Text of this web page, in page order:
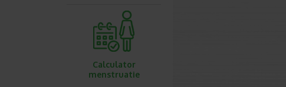
Calculator
menstruatie